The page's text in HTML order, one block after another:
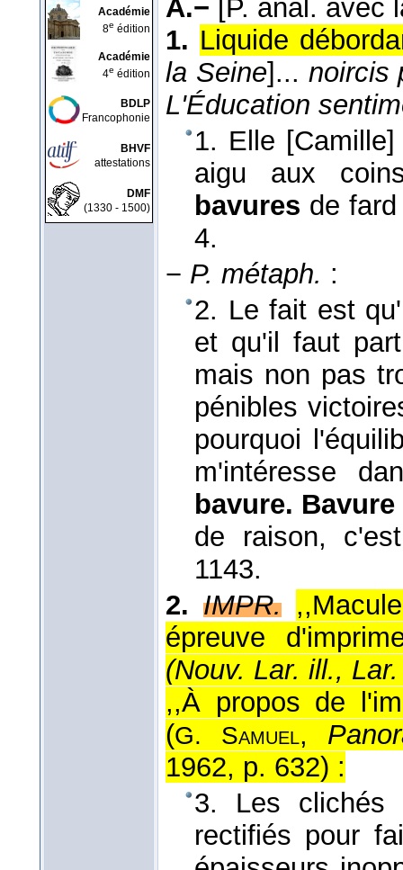
Académie
8e édition
Académie
4e édition
BDLP
Francophonie
BHVF
attestations
DMF
(1330 - 1500)
A.− [P. anal. avec
1. Liquide
la Seine]... noircis
L'Éducation
1. Elle
aigu aux
bavures de
4.
− P. métaph. :
2. Le fait est
et qu'il faut
mais non pas
pénibles
pourquoi
m'intéresse
bavure. Bavure
de raison,
1143.
2. IMPR.
épreuve
(Nouv. Lar. ill.,
,,À propos de
(G. Samuel,
1962, p. 632) :
3. Les clichés
rectifiés pour